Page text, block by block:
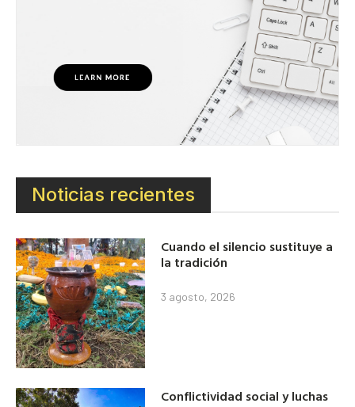
Noticias recientes
Cuando el silencio sustituye a
la tradición
3 agosto, 2026
Conflictividad social y luchas